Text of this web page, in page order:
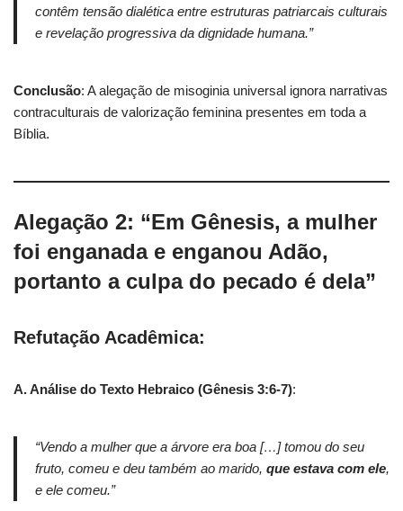
contêm tensão dialética entre estruturas patriarcais culturais
e revelação progressiva da dignidade humana.”
Conclusão: A alegação de misoginia universal ignora narrativas
contraculturais de valorização feminina presentes em toda a
Bíblia.
Alegação 2: “Em Gênesis, a mulher
foi enganada e enganou Adão,
portanto a culpa do pecado é dela”
Refutação Acadêmica:
A. Análise do Texto Hebraico (Gênesis 3:6-7):
“Vendo a mulher que a árvore era boa […] tomou do seu
fruto, comeu e deu também ao marido, que estava com ele,
e ele comeu.”